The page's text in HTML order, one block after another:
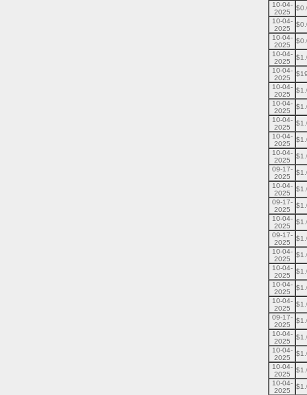
10-04-
2025
10-04-
2025
10-04-
2025
10-04-
2025
10-04-
2025
10-04-
2025
10-04-
2025
10-04-
2025
10-04-
2025
10-04-
2025
09-17-
2025
10-04-
2025
09-17-
2025
10-04-
2025
09-17-
2025
10-04-
2025
10-04-
2025
10-04-
2025
10-04-
2025
09-17-
2025
10-04-
2025
10-04-
2025
10-04-
2025
10-04-
2025